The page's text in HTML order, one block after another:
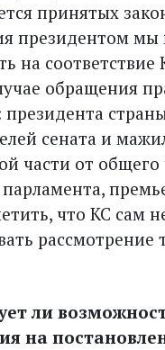
принятых
президентом
на
обращения
президента
сената и
части от общего
парламента,
что КС сам
рассмотрение
ли
на